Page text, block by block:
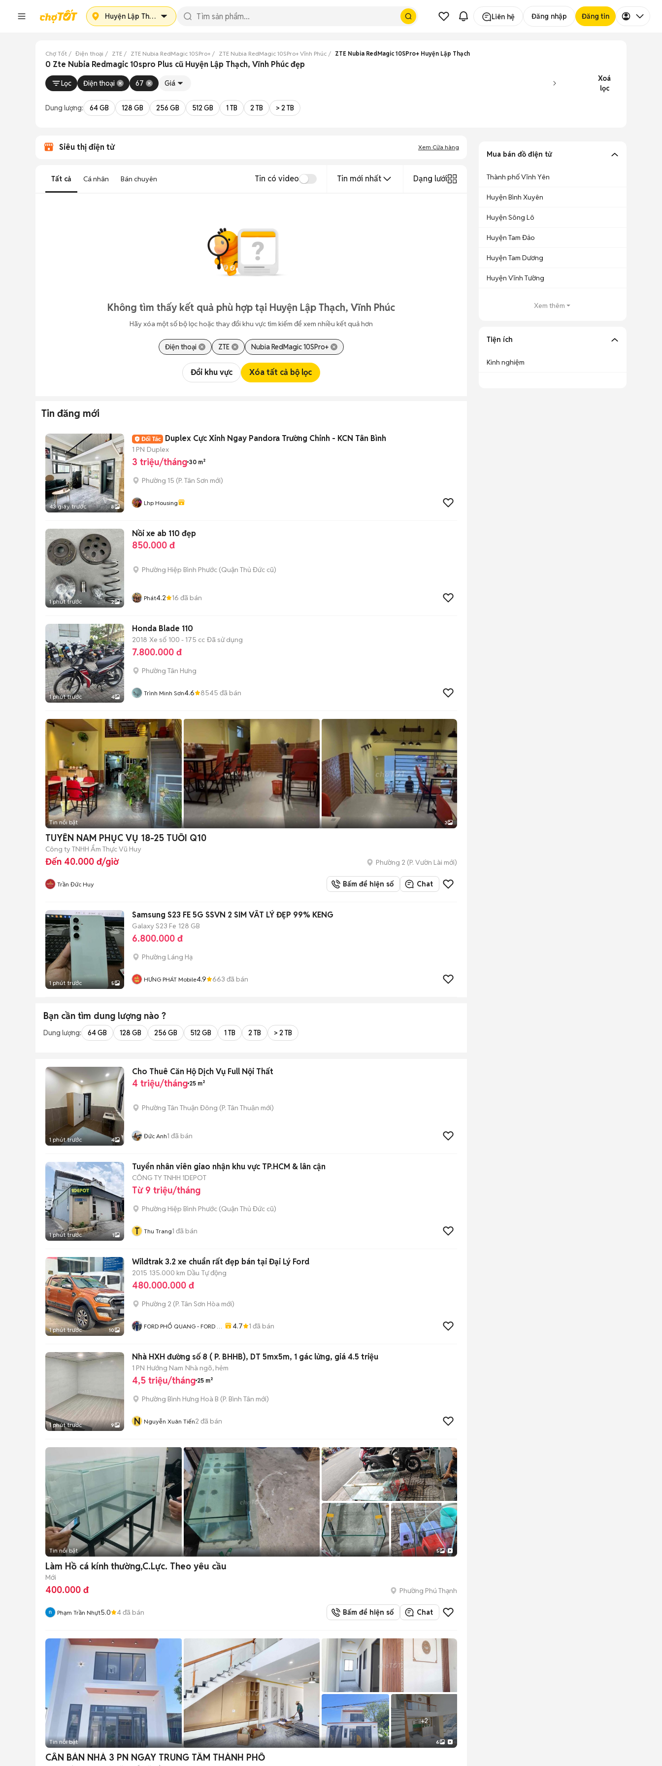
Huyện Lập Thạch Liên hệ Đăng nhập Đăng tin
Chợ Tốt Điện thoại ZTE ZTE Nubia RedMagic 10SPro+ ZTE Nubia RedMagic 10SPro+ Vĩnh Phúc ZTE Nubia RedMagic 10SPro+ Huyện Lập Thạch
0 Zte Nubia Redmagic 10spro Plus cũ Huyện Lập Thạch, Vĩnh Phúc đẹp
Lọc Điện thoại 67 Giá
Xoá
lọc
Dung lượng: 64 GB 128 GB 256 GB 512 GB 1 TB 2 TB > 2 TB
Siêu thị điện tử Xem Cửa hàng
Tất cả Cá nhân Bán chuyên Tin có video Tin mới nhất Dạng lưới
Không tìm thấy kết quả phù hợp tại Huyện Lập Thạch, Vĩnh Phúc
Hãy xóa một số bộ lọc hoặc thay đổi khu vực tìm kiếm để xem nhiều kết quả hơn
Điện thoại ZTE Nubia RedMagic 10SPro+
Đổi khu vực Xóa tất cả bộ lọc
Tin đăng mới
43 giây trước 8
Duplex Cực Xinh Ngay Pandora Trường Chinh - KCN Tân Bình
1 PN Duplex
3 triệu/tháng 30 m²
Phường 15 (P. Tân Sơn mới)
Lhp Housing
1 phút trước 2
Nồi xe ab 110 đẹp
850.000 đ
Phường Hiệp Bình Phước (Quận Thủ Đức cũ)
Phát4.2 16 đã bán
1 phút trước 4
Honda Blade 110
2018 Xe số 100 - 175 cc Đã sử dụng
7.800.000 đ
Phường Tân Hưng
Trình Minh Sơn4.6 8545 đã bán
Tin nổi bật 3
TUYỂN NAM PHỤC VỤ 18-25 TUỔI Q10
Công ty TNHH Ẩm Thực Vũ Huy
Đến 40.000 đ/giờ Phường 2 (P. Vườn Lài mới)
Trần Đức Huy Bấm để hiện số Chat
1 phút trước 5
Samsung S23 FE 5G SSVN 2 SIM VÂT LÝ ĐẸP 99% KENG
Galaxy S23 Fe 128 GB
6.800.000 đ
Phường Láng Hạ
HƯNG PHÁT Mobile4.9 663 đã bán
Bạn cần tìm dung lượng nào ?
Dung lượng: 64 GB 128 GB 256 GB 512 GB 1 TB 2 TB > 2 TB
1 phút trước 4
Cho Thuê Căn Hộ Dịch Vụ Full Nội Thất
4 triệu/tháng 25 m²
Phường Tân Thuận Đông (P. Tân Thuận mới)
Đức Anh1 đã bán
1 phút trước 1
Tuyển nhân viên giao nhận khu vực TP.HCM & lân cận
CÔNG TY TNHH 1DEPOT
Từ 9 triệu/tháng
Phường Hiệp Bình Phước (Quận Thủ Đức cũ)
T Thu Trang1 đã bán
1 phút trước 10
Wildtrak 3.2 xe chuẩn rất đẹp bán tại Đại Lý Ford
2015 135.000 km Dầu Tự động
480.000.000 đ
Phường 2 (P. Tân Sơn Hòa mới)
FORD PHỔ QUANG - FORD CŨ
4.7 1 đã bán
1 phút trước 9
Nhà HXH đường số 8 ( P. BHHB), DT 5mx5m, 1 gác lửng, giá 4.5 triệu
1 PN Hướng Nam Nhà ngõ, hẻm
4,5 triệu/tháng 25 m²
Phường Bình Hưng Hoà B (P. Bình Tân mới)
N Nguyễn Xuân Tiến2 đã bán
Tin nổi bật 5
Làm Hồ cá kính thường,C.Lực. Theo yêu cầu
Mới
400.000 đ Phường Phú Thạnh
Phạm Trần Nhựt5.0 4đã bán Bấm để hiện số Chat
+2
Tin nổi bật 6
CẦN BÁN NHÀ 3 PN NGAY TRUNG TÂM THÀNH PHỐ
Mua bán đồ điện tử
Thành phố Vĩnh Yên
Huyện Bình Xuyên
Huyện Sông Lô
Huyện Tam Đảo
Huyện Tam Dương
Huyện Vĩnh Tường
Xem thêm
Tiện ích
Kinh nghiệm